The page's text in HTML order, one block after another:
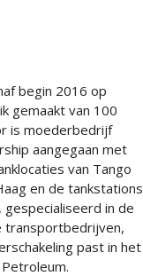
begin 2016 op
gemaakt van 100
is moederbedrijf
aangegaan met
van Tango
en de tankstations
gespecialiseerd in de
transportbedrijven,
past in het